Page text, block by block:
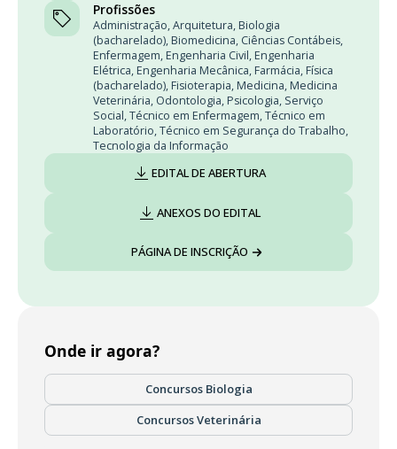
Profissões
Administração,Arquitetura, Biologia
(bacharelado), Biomedicina, Ciências Contábeis,
Enfermagem, Engenharia Civil, Engenharia
Elétrica, Engenharia Mecânica, Farmácia, Física
(bacharelado), Fisioterapia, Medicina, Medicina
Veterinária, Odontologia, Psicologia, Serviço
Social,Técnico em Enfermagem,Técnico em
Laboratório,Técnico em Segurança do Trabalho,
Tecnologia da Informação
EDITAL DE ABERTURA
ANEXOS DO EDITAL
PÁGINA DE INSCRIÇÃO
Onde ir agora?
Concursos Biologia
Concursos Veterinária